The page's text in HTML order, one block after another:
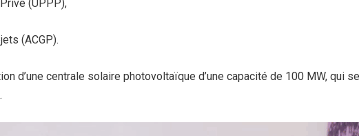
(UPPP),
(ACGP).
d’une centrale solaire photovoltaïque d’une capacité de 100 MW, qui